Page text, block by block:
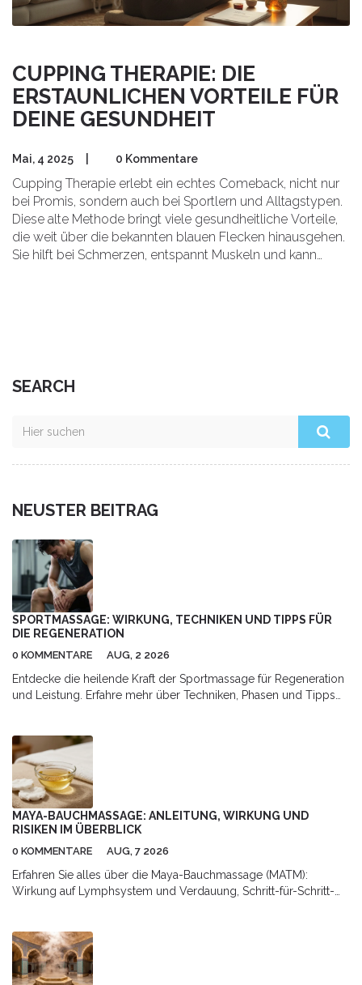
CUPPING THERAPIE: DIE
ERSTAUNLICHEN VORTEILE FÜR
DEINE GESUNDHEIT
Mai, 4 2025 0 Kommentare
Cupping Therapie erlebt ein echtes Comeback, nicht nur
bei Promis, sondern auch bei Sportlern und Alltagstypen.
Diese alte Methode bringt viele gesundheitliche Vorteile,
die weit über die bekannten blauen Flecken hinausgehen.
Sie hilft bei Schmerzen, entspannt Muskeln und kann
SEARCH
NEUSTER BEITRAG
SPORTMASSAGE: WIRKUNG, TECHNIKEN UND TIPPS FÜR
DIE REGENERATION
0 KOMMENTARE AUG, 2 2026
Entdecke die heilende Kraft der Sportmassage für Regeneration
und Leistung. Erfahre mehr über Techniken, Phasen und Tipps
MAYA-BAUCHMASSAGE: ANLEITUNG, WIRKUNG UND
RISIKEN IM ÜBERBLICK
0 KOMMENTARE AUG, 7 2026
Erfahren Sie alles über die Maya-Bauchmassage (MATM):
Wirkung auf Lymphsystem und Verdauung, Schritt-für-Schritt-